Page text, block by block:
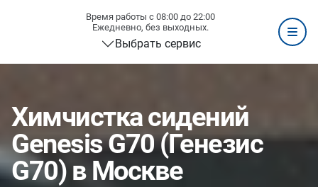
Время работы с 08:00 до 22:00
Ежедневно, без выходных.
Выбрать сервис
Химчистка сидений
Genesis G70 (Генезис
G70) в Москве